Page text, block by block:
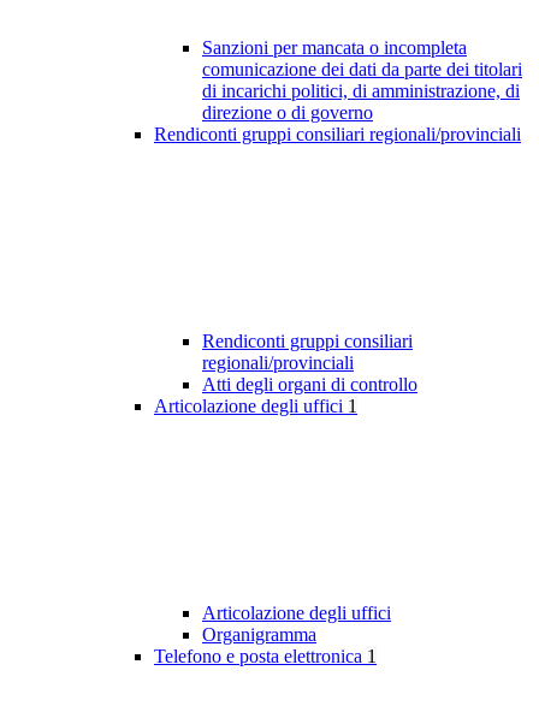
Sanzioni per mancata o incompleta
comunicazione dei dati da parte dei titolari
di incarichi politici, di amministrazione, di
direzione o di governo
Rendiconti gruppi consiliari regionali/provinciali
Rendiconti gruppi consiliari
regionali/provinciali
Atti degli organi di controllo
Articolazione degli uffici 1
Articolazione degli uffici
Organigramma
Telefono e posta elettronica 1